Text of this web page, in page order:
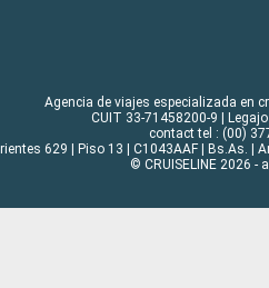
Agencia de viajes especializada en
CUIT 33-71458200-9 |
contact tel : (00)
629 | Piso 13 | C1043AAF | Bs.As. |
© CRUISELINE 2026 -